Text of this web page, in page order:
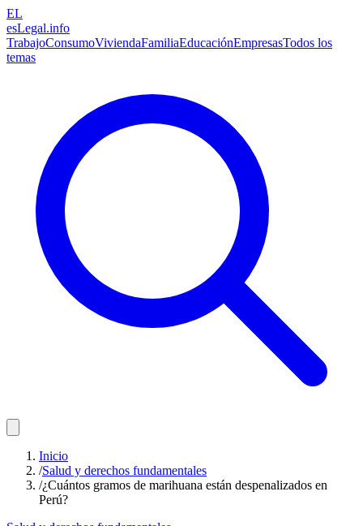
EL
esLegal.info
TrabajoConsumoViviendaFamiliaEducaciónEmpresasTodos los
temas
Inicio
/Salud y derechos fundamentales
/¿Cuántos gramos de marihuana están despenalizados en
Perú?